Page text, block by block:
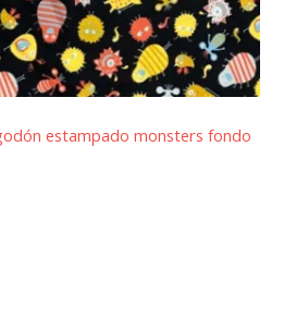
estampado monsters fondo